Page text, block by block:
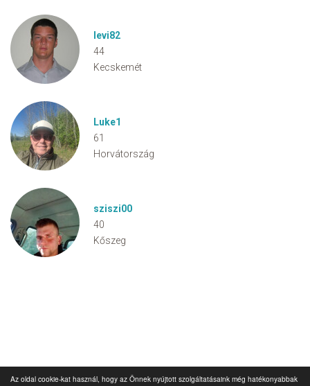
Az oldal cookie-kat használ, hogy az Önnek nyújtott szolgáltatásaink még hatékonyabbak
levi82
44
Kecskemét
Luke1
61
Horvátország
sziszi00
40
Kőszeg